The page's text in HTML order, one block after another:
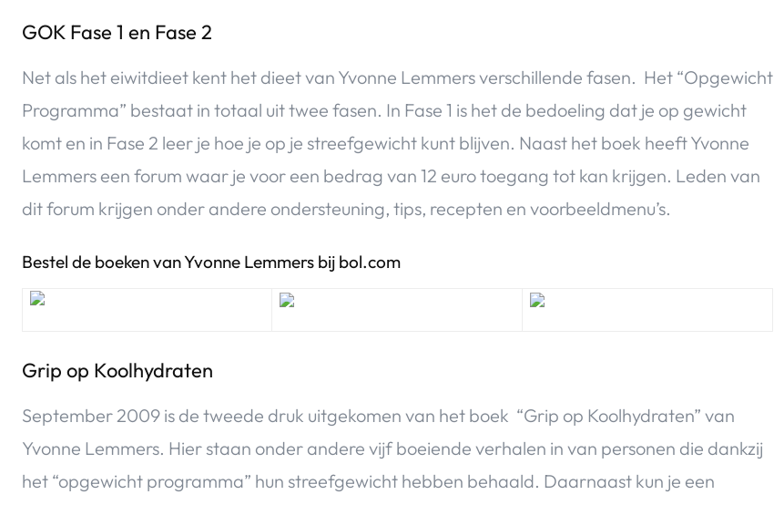
GOK Fase 1 en Fase 2
Net als het eiwitdieet kent het dieet van Yvonne Lemmers verschillende fasen. Het “Opgewicht
Programma” bestaat in totaal uit twee fasen. In Fase 1 is het de bedoeling dat je op gewicht
komt en in Fase 2 leer je hoe je op je streefgewicht kunt blijven. Naast het boek heeft Yvonne
Lemmers een forum waar je voor een bedrag van 12 euro toegang tot kan krijgen. Leden van
dit forum krijgen onder andere ondersteuning, tips, recepten en voorbeeldmenu’s.
Bestel de boeken van Yvonne Lemmers bij bol.com
Grip op Koolhydraten
September 2009 is de tweede druk uitgekomen van het boek “Grip op Koolhydraten” van
Yvonne Lemmers. Hier staan onder andere vijf boeiende verhalen in van personen die dankzij
het “opgewicht programma” hun streefgewicht hebben behaald. Daarnaast kun je een